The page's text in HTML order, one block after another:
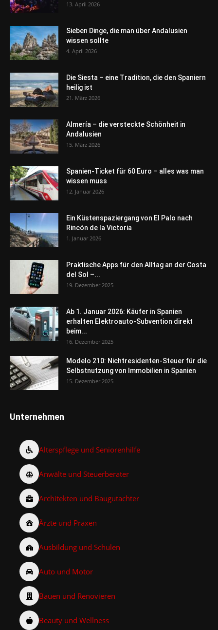
13. April 2026
Sieben Dinge, die man über Andalusien
wissen sollte
4. April 2026
Die Siesta – eine Tradition, die den Spaniern
heilig ist
21. März 2026
Almería – die versteckte Schönheit in
Andalusien
15. März 2026
Spanien-Ticket für 60 Euro – alles was man
wissen muss
12. Januar 2026
Ein Küstenspaziergang von El Palo nach
Rincón de la Victoria
1. Januar 2026
Praktische Apps für den Alltag an der Costa
del Sol –...
19. Dezember 2025
Ab 1. Januar 2026: Käufer in Spanien
erhalten Elektroauto-Subvention direkt
beim...
16. Dezember 2025
Modelo 210: Nichtresidenten-Steuer für die
Selbstnutzung von Immobilien in Spanien
15. Dezember 2025
Unternehmen
Alterspflege und Seniorenhilfe
Anwälte und Steuerberater
Architekten und Baugutachter
Ärzte und Praxen
Ausbildung und Schulen
Auto und Motor
Bauen und Renovieren
Beauty und Wellness